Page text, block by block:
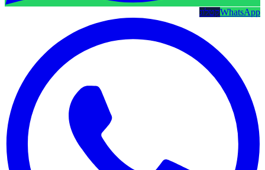
WhatsAppקטלוג